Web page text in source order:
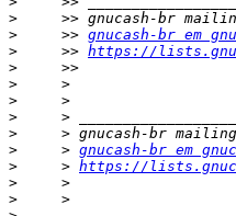
>
>
     >>
gnucash-br em
>
     >>
https://
>
>
>
>
>
>
     >
gnucash-br em
>
     >
https://
>
>